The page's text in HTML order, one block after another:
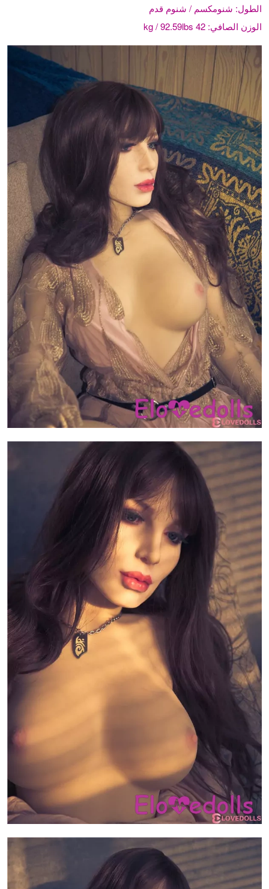
الطول: شنومكسم / شنوم قدم
الوزن الصافي: 42 kg / 92.59lbs